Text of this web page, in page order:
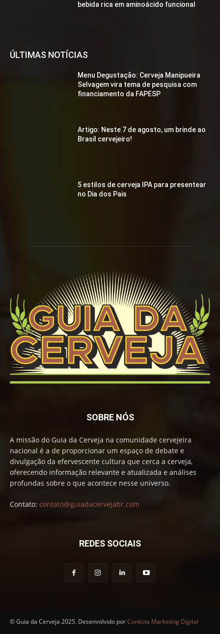
bebida rica em aminoácido funcional
ÚLTIMAS NOTÍCIAS
Menu Degustação: Cerveja Manipueira
Selvagem vira tema de pesquisa com
financiamento da FAPESP
Artigo: Neste 7 de agosto, um brinde ao
Brasil cervejeiro!
5 estilos de cerveja IPA para presentear
no Dia dos Pais
SOBRE NÓS
A missão do Guia da Cerveja na comunidade cervejeira
nacional é a de proporcionar um espaço de debate e
divulgação da efervescente cultura que cerca a cerveja,
oferecendo informação relevante e atualizada e análises
profundas sobre o que acontece nesse universo.
Contato: contato@guiadacervejabr.com
REDES SOCIAIS
© Guia da Cerveja 2025. Desenvolvido porConecta Marketing Digital